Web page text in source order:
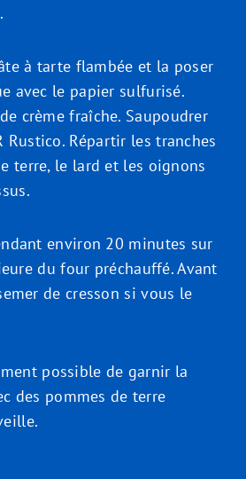
à tarte flambée et la poser
avec le papier sulfurisé.
crème fraîche. Saupoudrer
Rustico. Répartir les tranches
terre, le lard et les oignons
environ 20 minutes sur
du four préchauffé. Avant
de cresson si vous le
possible de garnir la
des pommes de terre